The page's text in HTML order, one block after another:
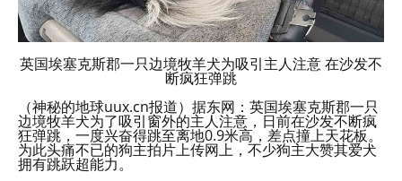
英国埃塞克斯郡一只边境牧羊犬为吸引主人注意 在沙发不
断疯狂弹跳
（神秘的地球uux.cn报道）据东网：英国埃塞克斯郡一只
边境牧羊犬为了吸引窗外的主人注意，日前在沙发不断疯
狂弹跳，一度兴奋得跳至离地0.9米高，差点撞上天花板。
为此头痛不已的狗主拍片上传网上，不少狗主大赞其爱犬
拥有跳跃超能力。